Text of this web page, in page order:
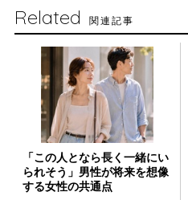
Related 関連記事
「この人となら長く一緒にい
られそう」男性が将来を想像
する女性の共通点